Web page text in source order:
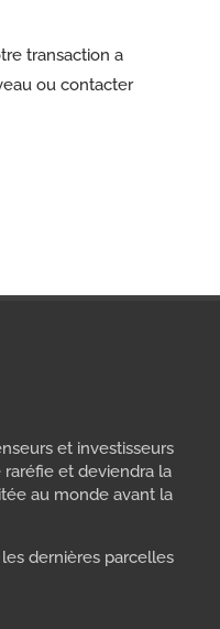
transaction a
ou contacter
et investisseurs
raréfie et deviendra la
au monde avant la
dernières parcelles